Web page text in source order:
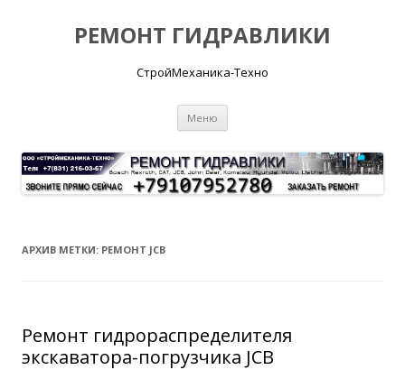
РЕМОНТ ГИДРАВЛИКИ
СтройМеханика-Техно
Меню
АРХИВ МЕТКИ: РЕМОНТ JCB
Ремонт гидрораспределителя
экскаватора-погрузчика JCB